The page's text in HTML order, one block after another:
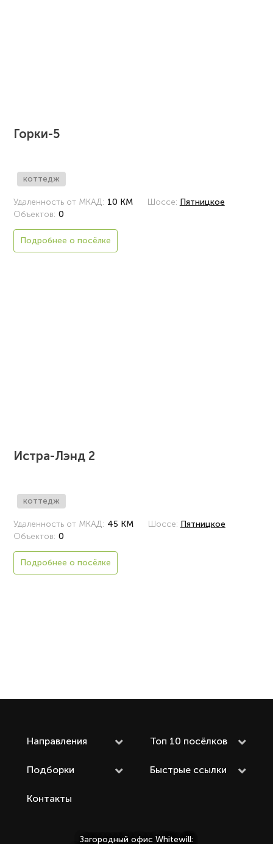
Горки-5
коттедж
Удаленность от МКАД: 10 КМ Шоссе: Пятницкое
Объектов: 0
Подробнее о посёлке
Истра-Лэнд 2
коттедж
Удаленность от МКАД: 45 КМ Шоссе: Пятницкое
Объектов: 0
Подробнее о посёлке
Направления Топ 10 посёлков
Подборки Быстрые ссылки
Контакты
Загородный офис Whitewill: